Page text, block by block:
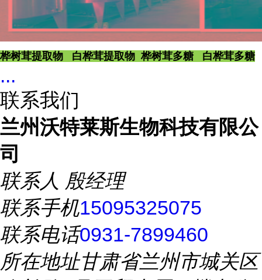
桦树茸提取物 白桦茸提取物 桦树茸多糖 白桦茸多糖
...
联系我们
兰州沃特莱斯生物科技有限公
司
联系人 殷经理
联系手机15095325075
联系电话0931-7899460
所在地址甘肃省兰州市城关区